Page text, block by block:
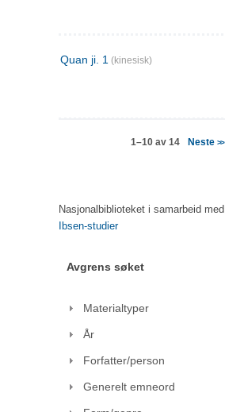
Quan ji. 1 (kinesisk)
1–10 av 14 Neste>>
Nasjonalbiblioteket i samarbeid med
Ibsen-studier
Avgrens søket
Materialtyper
År
Forfatter/person
Generelt emneord